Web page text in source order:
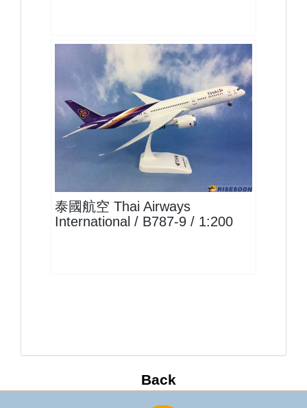
THA20B789P01
泰國航空 Thai Airways
International / B787-9 / 1:200